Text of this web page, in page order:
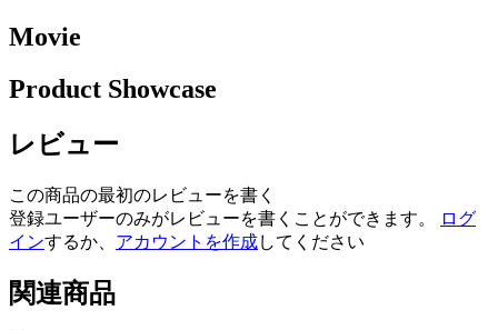
Movie
Product Showcase
レビュー
この商品の最初のレビューを書く
登録ユーザーのみがレビューを書くことができます。
ログ
インするか、 アカウントを作成してください
関連商品